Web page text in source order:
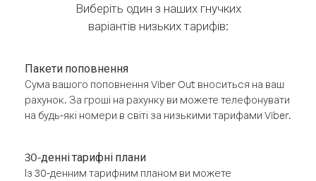
Виберіть один з наших гнучких
варіантів низьких тарифів:
Пакети поповнення
Сума вашого поповнення Viber Out вноситься на ваш
рахунок. За гроші на рахунку ви можете телефонувати
на будь-які номери в світі за низькими тарифами Viber.
30-денні тарифні плани
Із 30-денним тарифним планом ви можете